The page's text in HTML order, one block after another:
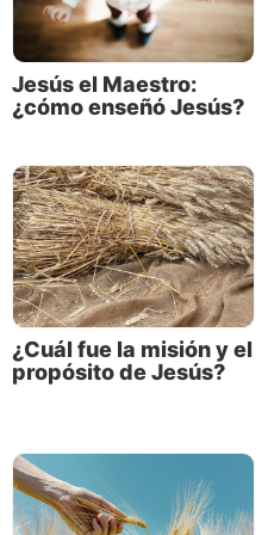
Una característica
poder para ayudarnos a
8:4-5), lo cual nos
manera mucho más
obedecemos a Dios, la
durante toda su vida,
experiencia
En otras palabras,
Jesús el Maestro:
¿cómo enseñó Jesús?
¿Cuál fue la misión y el
propósito de Jesús?